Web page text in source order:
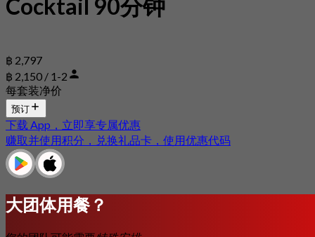
Cocktail 90分钟
฿ 2,797
฿ 2,150 / 1-2
每套装净价
预订
下载 App，立即享专属优惠
赚取并使用积分，兑换礼品卡，使用优惠代码
大团体用餐？